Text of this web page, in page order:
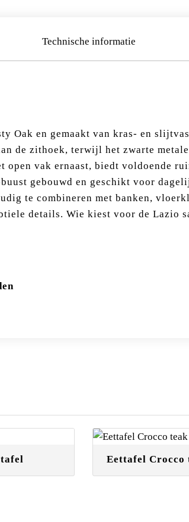
Technische informatie
Oak en gemaakt van kras- en
de zithoek, terwijl het zwarte
open vak ernaast, biedt voldoende
gebouwd en geschikt voor
te combineren met banken,
details. Wie kiest voor de Lazio
Eettafel Crocco